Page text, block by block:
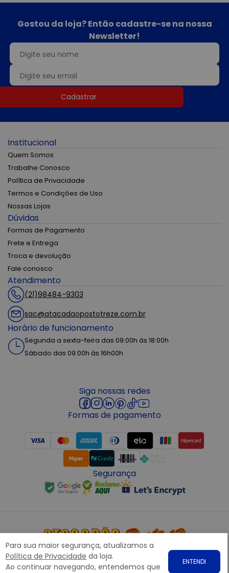
Para sua maior segurança, atualizamos a
Política de Privacidade da loja.
Ao continuar navegando, entendemos que
ENTENDI
Gostou da loja? Então cadastre-se na nossa
Newsletter!
Cadastrar
Institucional
Quem Somos
Trabalhe Conosco
Política de Privacidade
Termos e Condições de Uso
Nossas Lojas
Dúvidas
Formas de Pagamento
Frete e Entrega
Troca e devolução
Fale conosco
Atendimento
(21)98484-9303
sac@atacadaopostotreze.com.br
Horário de funcionamento
Segunda a sexta-feira das 09:00h às 18:00h
Sábado das 09:00h às 16h00h
Siga nossas redes
Formas de pagamento
Segurança
Copyright © 2022 ATACADÃO POSTO 13 - Todos os direitos
reservados. CNPJ: 15.360.767/0001-07